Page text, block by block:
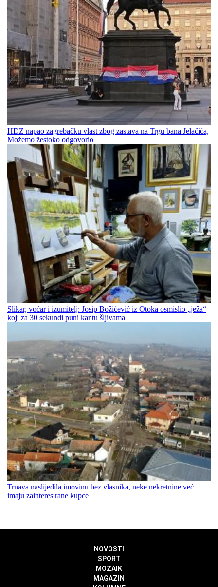
HDZ napao zagrebačku vlast zbog zastava na Trgu bana Jelačića,
Možemo žestoko odgovorio
Slikar, voćar i izumitelj: Josip Božićević iz Otoka osmislio „ježa“
koji za 30 sekundi puni kantu šljivama
Trnava naslijedila imovinu bez vlasnika, neke nekretnine već
imaju zainteresirane kupce
NOVOSTI
SPORT
MOZAIK
MAGAZIN